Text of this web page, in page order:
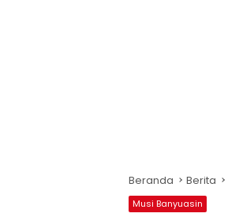
Beranda Berita
Musi Banyuasin